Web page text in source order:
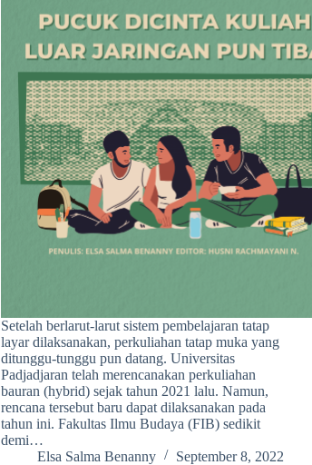
Setelah berlarut-larut sistem pembelajaran tatap
layar dilaksanakan, perkuliahan tatap muka yang
ditunggu-tunggu pun datang. Universitas
Padjadjaran telah merencanakan perkuliahan
bauran (hybrid) sejak tahun 2021 lalu. Namun,
rencana tersebut baru dapat dilaksanakan pada
tahun ini. Fakultas Ilmu Budaya (FIB) sedikit
demi…
Elsa Salma Benanny
September 8, 2022